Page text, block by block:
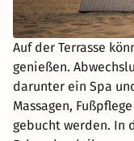
Auf der Terrasse
genießen.
darunter ein Spa
Massagen,
gebucht werden. In